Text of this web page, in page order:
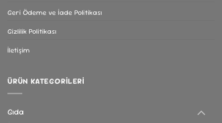
Geri Ödeme ve İade Politikası
Gizlilik Politikası
İletişim
ÜRÜN KATEGORILERI
Gıda